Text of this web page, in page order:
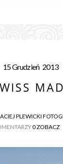
15Grudzień 2013
PLEWICKI
0 ZOBACZ